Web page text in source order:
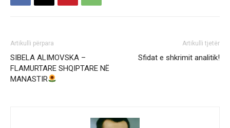
Artikulli përpara
SIBELA ALIMOVSKA –
FLAMURTARE SHQIPTARE NË
MANASTIR
Artikulli tjetër
Sfidat e shkrimit analitik!